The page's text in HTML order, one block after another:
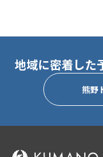
地域に密着した
熊野